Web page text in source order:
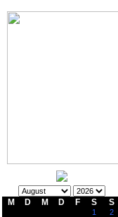
M D M D F S S
1
2